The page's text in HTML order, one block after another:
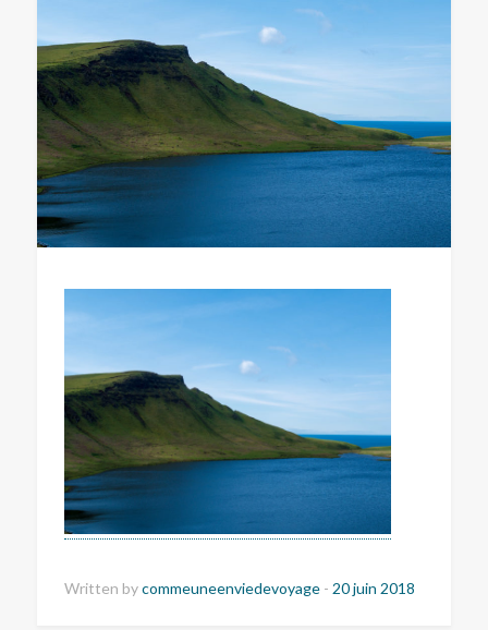
Written bycommeuneenviedevoyage - 20 juin 2018